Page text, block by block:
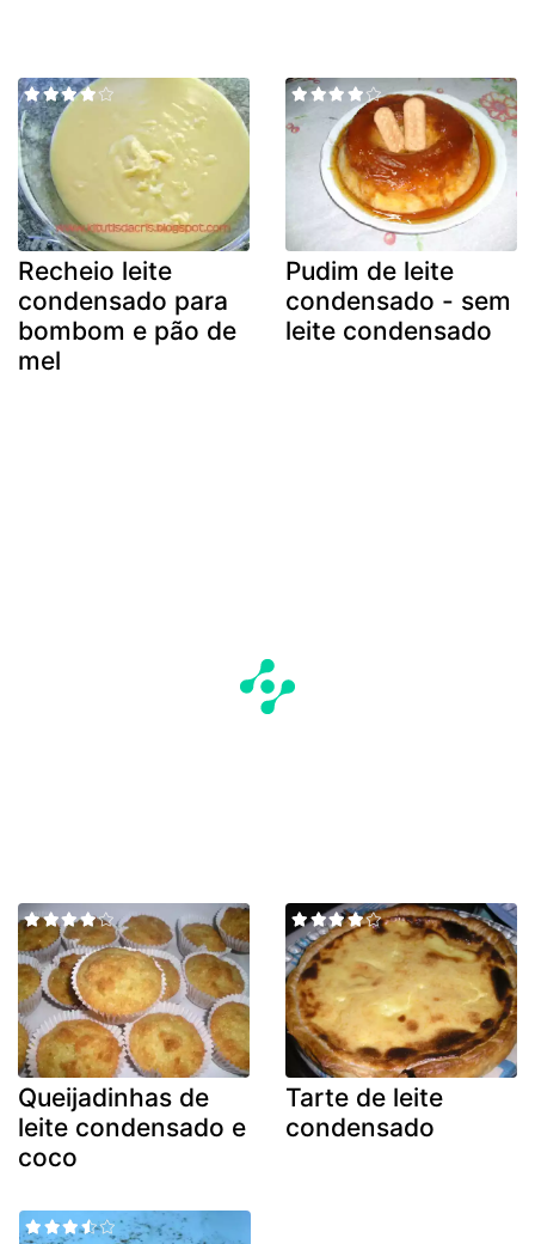
Recheio leite
condensado para
bombom e pão de
mel
Pudim de leite
condensado - sem
leite condensado
Queijadinhas de
leite condensado e
coco
Tarte de leite
condensado